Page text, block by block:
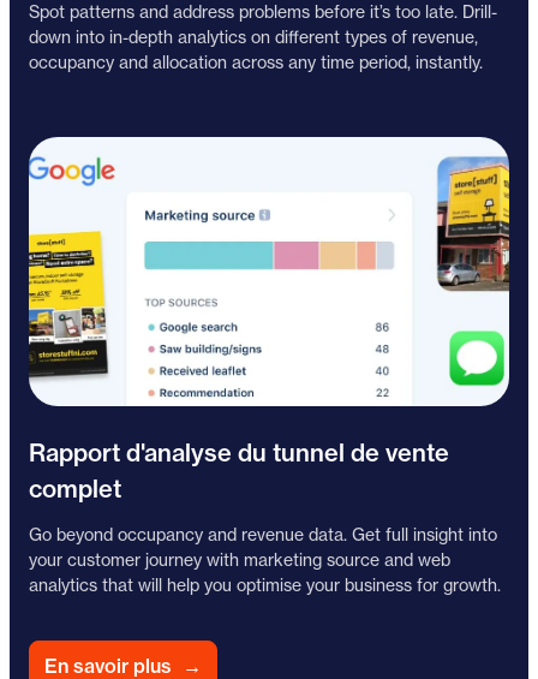
Spot patterns and address problems before it’s too late. Drill-
down into in-depth analytics on different types of revenue,
occupancy and allocation across any time period, instantly.
Rapport d'analyse du tunnel de vente
complet
Go beyond occupancy and revenue data. Get full insight into
your customer journey with marketing source and web
analytics that will help you optimise your business for growth.
En savoir plus →